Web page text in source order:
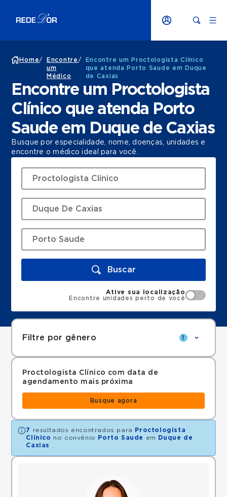
Home/
Encontre
um
Médico
/
Encontre um Proctologista Clínico
que atenda Porto Saude em Duque
de Caxias
Encontre um Proctologista
Clínico que atenda Porto
Saude em Duque de Caxias
Busque por especialidade, nome, doenças, unidades e
encontre o médico ideal para você.
Buscar
Ative sua localização
Encontre unidades perto de você
Filtre por gênero 1
Proctologista Clínico com data de
agendamento mais próxima
Busque agora
7 resultados encontrados para
Proctologista
Clínico no convênio Porto Saude em
Duque de
Caxias